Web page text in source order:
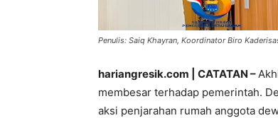
Penulis: Saiq Khayran, Koordinator Biro
hariangresik.com | CATATAN –
membesar terhadap pemerintah.
aksi penjarahan rumah anggota